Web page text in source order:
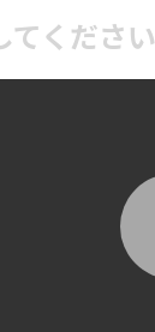
てください